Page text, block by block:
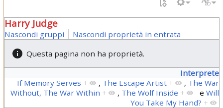
Harry Judge
Nascondi gruppi
Nascondi proprietà in entrata
Questa pagina non ha proprietà.
Interprete
If Memory Serves + , The Escape Artist + , The War
Without, The War Within + , The Wolf Inside + eWill
You Take My Hand? +